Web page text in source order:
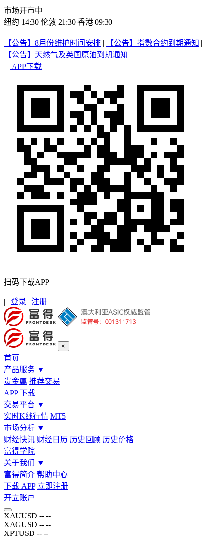
市场开市中
纽约 14:30 伦敦 21:30 香港 09:30
【公告】8月份维护时间安排 | 【公告】指數合约到期通知 |
【公告】天然气及英国原油到期通知
APP下载
扫码下载APP
| | 登录 | 注册
×
首页
产品服务 ▼
贵金属 推荐交易
APP 下载
交易平台 ▼
实时K线行情 MT5
市场分析 ▼
财经快讯 财经日历 历史回顾 历史价格
富得学院
关于我们
▼
富得简介 帮助中心
下载 APP 立即注册
开立账户
XAUUSD -- --
XAGUSD -- --
XPTUSD -- --